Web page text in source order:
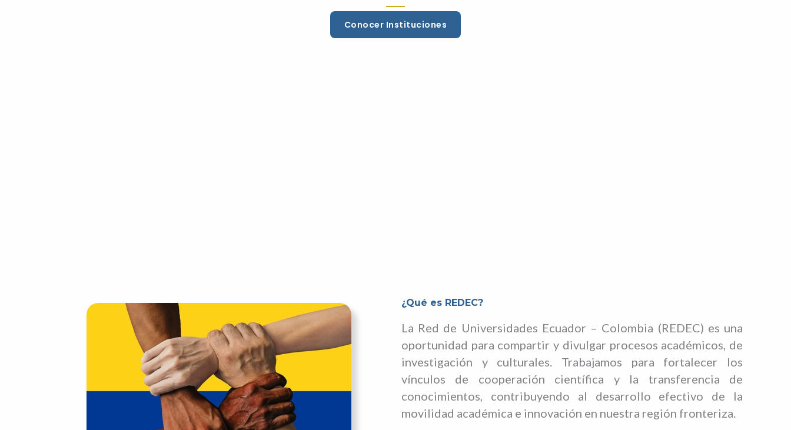
Conocer Instituciones
¿Qué es REDEC?
La Red de Universidades Ecuador – Colombia (REDEC) es una
oportunidad para compartir y divulgar procesos académicos, de
investigación y culturales. Trabajamos para fortalecer los
vínculos de cooperación científica y la transferencia de
conocimientos, contribuyendo al desarrollo efectivo de la
movilidad académica e innovación en nuestra región fronteriza.